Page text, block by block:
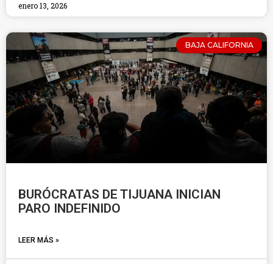
enero 13, 2026
BAJA CALIFORNIA
BURÓCRATAS DE TIJUANA INICIAN
PARO INDEFINIDO
LEER MÁS »